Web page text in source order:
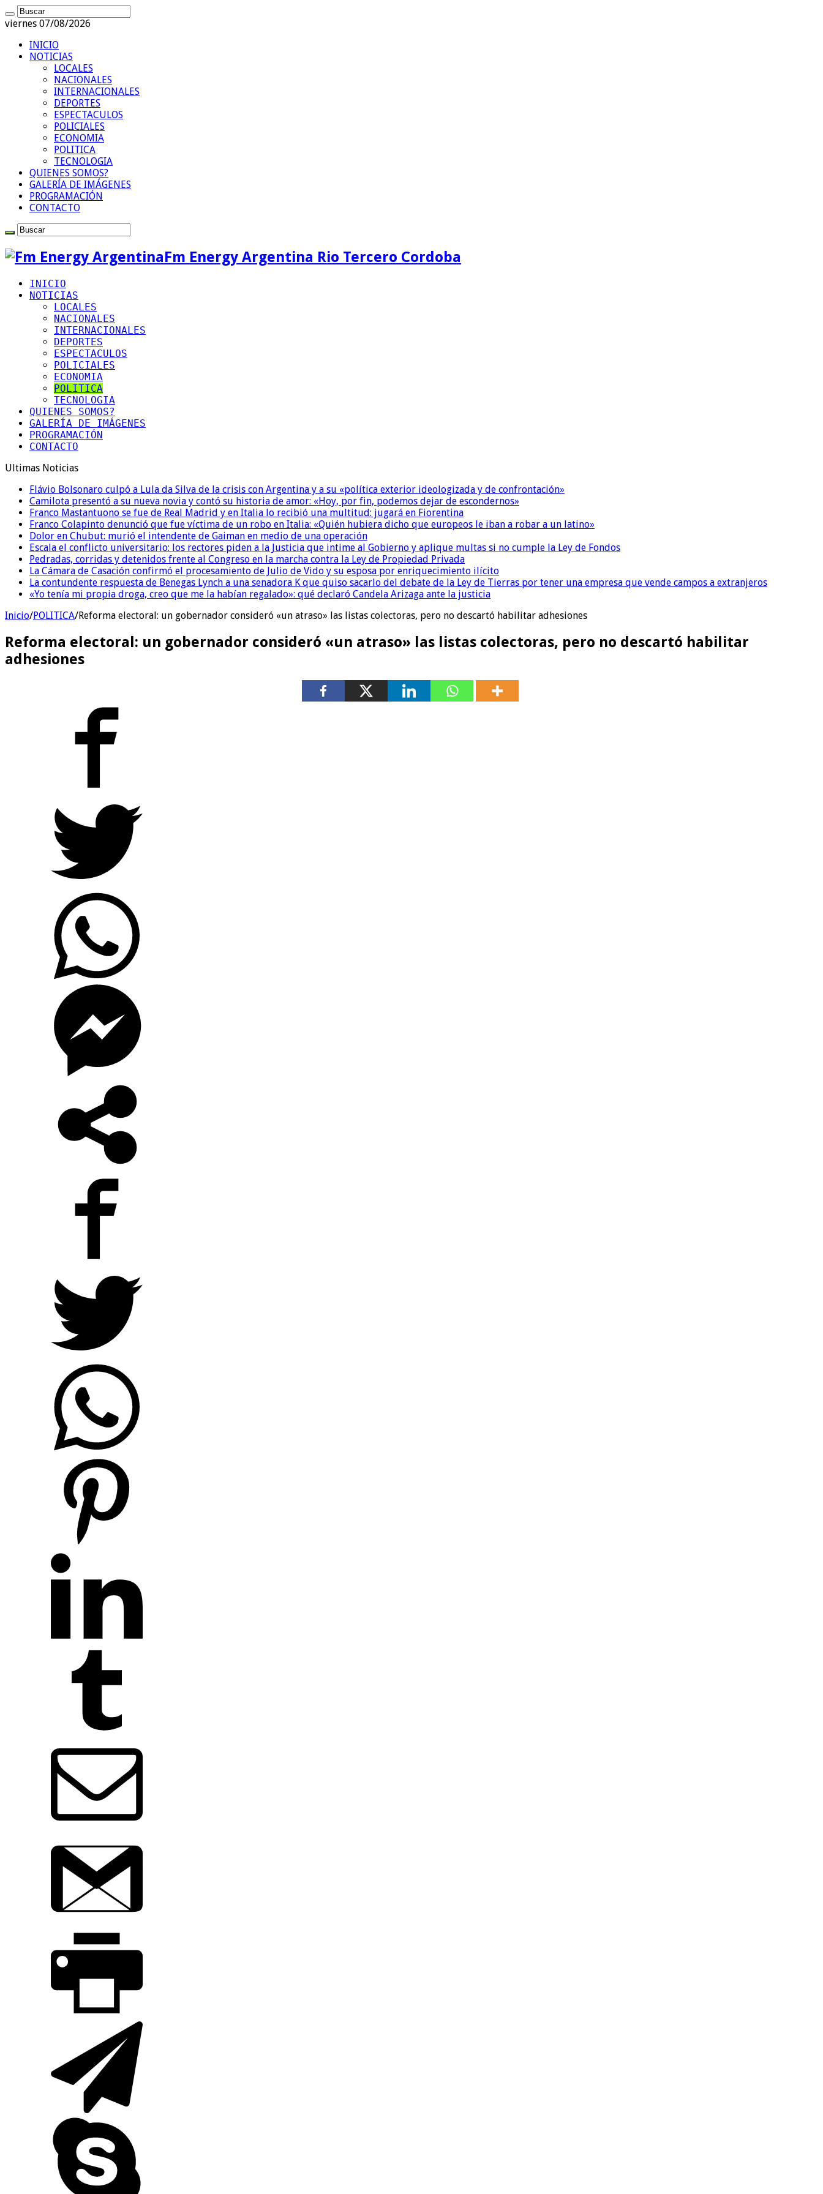
viernes 07/08/2026
INICIO
NOTICIAS
LOCALES
NACIONALES
INTERNACIONALES
DEPORTES
ESPECTACULOS
POLICIALES
ECONOMIA
POLITICA
TECNOLOGIA
QUIENES SOMOS?
GALERÍA DE IMÁGENES
PROGRAMACIÓN
CONTACTO
Fm Energy Argentina Rio Tercero Cordoba
INICIO
NOTICIAS
LOCALES
NACIONALES
INTERNACIONALES
DEPORTES
ESPECTACULOS
POLICIALES
ECONOMIA
POLITICA
TECNOLOGIA
QUIENES SOMOS?
GALERÍA DE IMÁGENES
PROGRAMACIÓN
CONTACTO
Ultimas Noticias
Flávio Bolsonaro culpó a Lula da Silva de la crisis con Argentina y a su «política exterior ideologizada y de confrontación»
Camilota presentó a su nueva novia y contó su historia de amor: «Hoy, por fin, podemos dejar de escondernos»
Franco Mastantuono se fue de Real Madrid y en Italia lo recibió una multitud: jugará en Fiorentina
Franco Colapinto denunció que fue víctima de un robo en Italia: «Quién hubiera dicho que europeos le iban a robar a un latino»
Dolor en Chubut: murió el intendente de Gaiman en medio de una operación
Escala el conflicto universitario: los rectores piden a la Justicia que intime al Gobierno y aplique multas si no cumple la Ley de Fondos
Pedradas, corridas y detenidos frente al Congreso en la marcha contra la Ley de Propiedad Privada
La Cámara de Casación confirmó el procesamiento de Julio de Vido y su esposa por enriquecimiento ilícito
La contundente respuesta de Benegas Lynch a una senadora K que quiso sacarlo del debate de la Ley de Tierras por tener una empresa que vende campos a extranjeros
«Yo tenía mi propia droga, creo que me la habían regalado»: qué declaró Candela Arizaga ante la justicia
Inicio/POLITICA/Reforma electoral: un gobernador consideró «un atraso» las listas colectoras, pero no descartó habilitar adhesiones
Reforma electoral: un gobernador consideró «un atraso» las listas colectoras, pero no descartó habilitar
adhesiones